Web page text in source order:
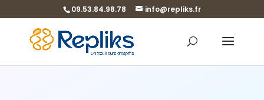
09.53.84.98.78 info@repliks.fr